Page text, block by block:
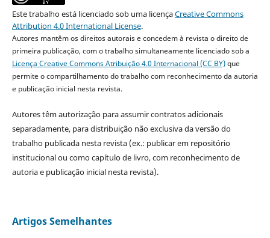
Este trabalho está licenciado sob uma licençaCreative Commons
Attribution 4.0 International License.
Autores mantêm os direitos autorais e concedem à revista o direito de
primeira publicação, com o trabalho simultaneamente licenciado sob a
Licença Creative Commons Atribuição 4.0 Internacional (CC BY)que
permite o compartilhamento do trabalho com reconhecimento da autoria
e publicação inicial nesta revista.
Autores têm autorização para assumir contratos adicionais
separadamente, para distribuição não exclusiva da versão do
trabalho publicada nesta revista (ex.: publicar em repositório
institucional ou como capítulo de livro, com reconhecimento de
autoria e publicação inicial nesta revista).
Artigos Semelhantes